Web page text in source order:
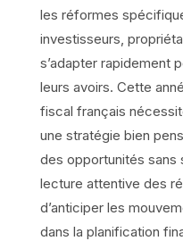
les réformes
investisseurs,
s’adapter rapidement
leurs avoirs. Cette
fiscal français
une stratégie bien
des opportunités sans
lecture attentive des
d’anticiper les
dans la planification